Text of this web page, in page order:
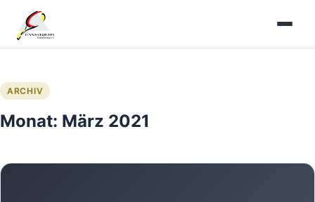
Inhalt
springen
ARCHIV
Monat: März 2021